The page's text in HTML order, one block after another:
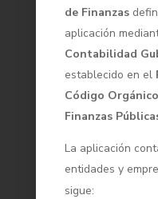
de Finanzas
aplicación
Contabilidad
establecido en el
Código
Finanzas
La aplicación
entidades y
sigue: